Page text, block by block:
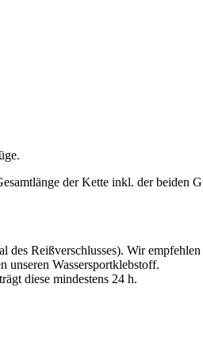
der Kette inkl. der beiden
Reißverschlusses). Wir empfehlen
unseren Wassersportklebstoff.
diese mindestens 24 h.